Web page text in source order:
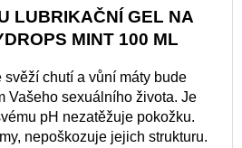
LUBRIKAČNÍ GEL NA
MINT 100 ML
svěží chutí a vůní máty bude
Vašeho sexuálního života. Je
pH nezatěžuje pokožku.
nepoškozuje jejich strukturu.